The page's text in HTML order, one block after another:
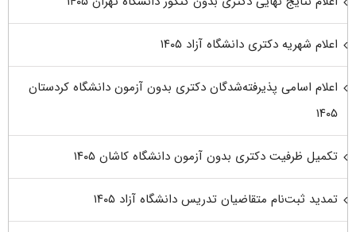
اعلام شهریه دکتری دانشگاه آزاد ۱۴۰۵
اعلام اسامی پذیرفته‌شدگان دکتری بدون آزمون دانشگاه کردستان
۱۴۰۵
تکمیل ظرفیت دکتری بدون آزمون دانشگاه کاشان ۱۴۰۵
تمدید ثبت‌نام متقاضیان تدریس دانشگاه آزاد ۱۴۰۵